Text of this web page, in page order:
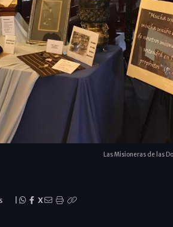
Las Misioneras de las
X